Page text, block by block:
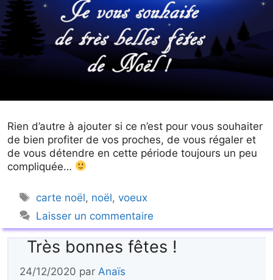
Rien d’autre à ajouter si ce n’est pour vous souhaiter
de bien profiter de vos proches, de vous régaler et
de vous détendre en cette période toujours un peu
compliquée…
Étiquettes
carte noël, noël,voeux
Laisser un commentaire
Très bonnes fêtes !
24/12/2020 par Anaïs